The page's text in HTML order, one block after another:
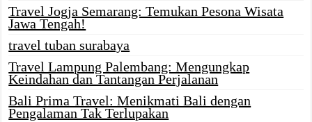
Travel Jogja Semarang: Temukan Pesona Wisata
Jawa Tengah!
travel tuban surabaya
Travel Lampung Palembang: Mengungkap
Keindahan dan Tantangan Perjalanan
Bali Prima Travel: Menikmati Bali dengan
Pengalaman Tak Terlupakan